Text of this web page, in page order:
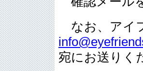
なお、アイ
宛にお送りく